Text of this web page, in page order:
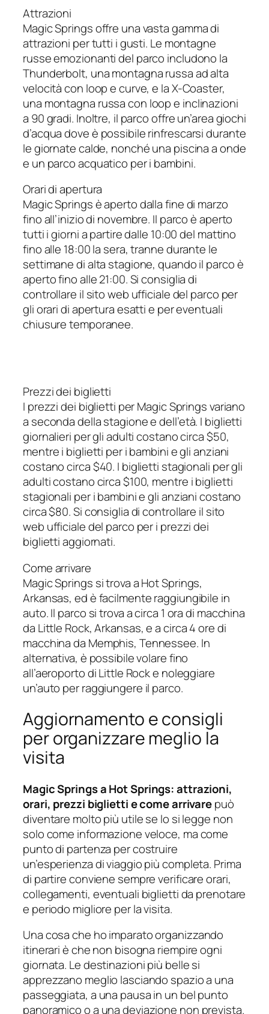
Attrazioni
Magic Springs offre una vasta gamma di
attrazioni per tutti i gusti. Le montagne
russe emozionanti del parco includono la
Thunderbolt, una montagna russa ad alta
velocità con loop e curve, e la X-Coaster,
una montagna russa con loop e inclinazioni
a 90 gradi. Inoltre, il parco offre un’area giochi
d’acqua dove è possibile rinfrescarsi durante
le giornate calde, nonché una piscina a onde
e un parco acquatico per i bambini.
Orari di apertura
Magic Springs è aperto dalla fine di marzo
fino all’inizio di novembre. Il parco è aperto
tutti i giorni a partire dalle 10:00 del mattino
fino alle 18:00 la sera, tranne durante le
settimane di alta stagione, quando il parco è
aperto fino alle 21:00. Si consiglia di
controllare il sito web ufficiale del parco per
gli orari di apertura esatti e per eventuali
chiusure temporanee.
Prezzi dei biglietti
I prezzi dei biglietti per Magic Springs variano
a seconda della stagione e dell’età. I biglietti
giornalieri per gli adulti costano circa $50,
mentre i biglietti per i bambini e gli anziani
costano circa $40. I biglietti stagionali per gli
adulti costano circa $100, mentre i biglietti
stagionali per i bambini e gli anziani costano
circa $80. Si consiglia di controllare il sito
web ufficiale del parco per i prezzi dei
biglietti aggiornati.
Come arrivare
Magic Springs si trova a Hot Springs,
Arkansas, ed è facilmente raggiungibile in
auto. Il parco si trova a circa 1 ora di macchina
da Little Rock, Arkansas, e a circa 4 ore di
macchina da Memphis, Tennessee. In
alternativa, è possibile volare fino
all’aeroporto di Little Rock e noleggiare
un’auto per raggiungere il parco.
Aggiornamento e consigli
per organizzare meglio la
visita
Magic Springs a Hot Springs: attrazioni,
orari, prezzi biglietti e come arrivarepuò
diventare molto più utile se lo si legge non
solo come informazione veloce, ma come
punto di partenza per costruire
un’esperienza di viaggio più completa. Prima
di partire conviene sempre verificare orari,
collegamenti, eventuali biglietti da prenotare
e periodo migliore per la visita.
Una cosa che ho imparato organizzando
itinerari è che non bisogna riempire ogni
giornata. Le destinazioni più belle si
apprezzano meglio lasciando spazio a una
passeggiata, a una pausa in un bel punto
panoramico o a una deviazione non prevista.